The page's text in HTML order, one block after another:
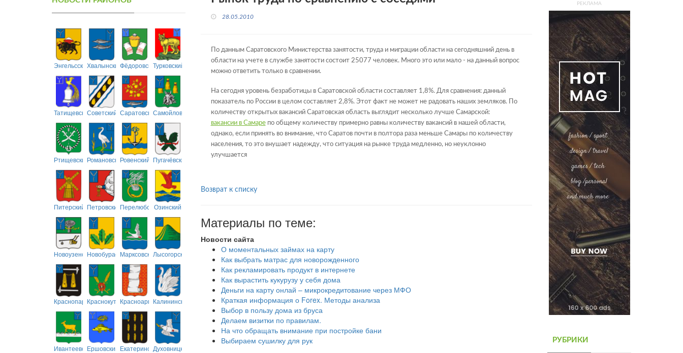
ЭнгельсскийХвалынскийФёдоровскийТурковский
ТатищевскийСоветский СаратовскийСамойловский
РтищевскийРомановскийРовенский Пугачёвский
Питерский ПетровскийПерелюбскийОзинский
НовоузенскийНовобурасскийМарксовскийЛысогорский
Краснопартизанский
КраснокутскийКрасноармейский
Калининский
ИвантеевскийЕршовский ЕкатериновскийДуховницкий
28.05.2010
По данным Саратовского Министерства занятости, труда и миграции области на сегодняшний день в
области на учете в службе занятости состоит 25077 человек. Много это или мало - на данный вопрос
можно ответить только в сравнении.
На сегодня уровень безработицы в Саратовской области составляет 1,8%. Для сравнения: данный
показатель по России в целом составляет 2,8%. Этот факт не может не радовать наших земляков. По
количеству открытых вакансий Саратовская область выглядит несколько лучше Самарской:
вакансии в Самарепо общему количеству примерно равны количеству вакансий в нашей области,
однако, если принять во внимание, что Саратов почти в полтора раза меньше Самары по количеству
населения, то это внушает надежду, что ситуация на рынке труда медленно, но неуклонно
улучшается
Возврат к списку
Материалы по теме:
Новости сайта
О моментальных займах на карту
Как выбрать матрас для новорожденного
Как рекламировать продукт в интернете
Как вырастить кукурузу у себя дома
Деньги на карту онлай – микрокредитование через МФО
Краткая информация о Forex. Методы анализа
Выбор в пользу дома из бруса
Делаем визитки по правилам.
На что обращать внимание при постройке бани
Выбираем сушилку для рук
РЕКЛАМА
РУБРИКИ